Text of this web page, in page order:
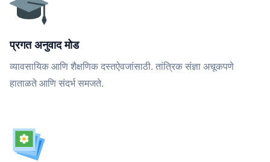
प्रगत अनुवाद मोड
व्यावसायिक आणि शैक्षणिक दस्तऐवजांसाठी. तांत्रिक संज्ञा अचूकपणे
हाताळते आणि संदर्भ समजते.